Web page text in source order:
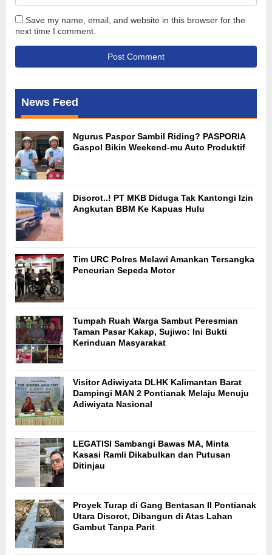
Save my name, email, and website in this browser for the
next time I comment.
News Feed
Ngurus Paspor Sambil Riding? PASPORIA
Gaspol Bikin Weekend-mu Auto Produktif
Disorot..! PT MKB Diduga Tak Kantongi Izin
Angkutan BBM Ke Kapuas Hulu
Tim URC Polres Melawi Amankan Tersangka
Pencurian Sepeda Motor
Tumpah Ruah Warga Sambut Peresmian
Taman Pasar Kakap, Sujiwo: Ini Bukti
Kerinduan Masyarakat
Visitor Adiwiyata DLHK Kalimantan Barat
Dampingi MAN 2 Pontianak Melaju Menuju
Adiwiyata Nasional
LEGATISI Sambangi Bawas MA, Minta
Kasasi Ramli Dikabulkan dan Putusan
Ditinjau
Proyek Turap di Gang Bentasan II Pontianak
Utara Disorot, Dibangun di Atas Lahan
Gambut Tanpa Parit